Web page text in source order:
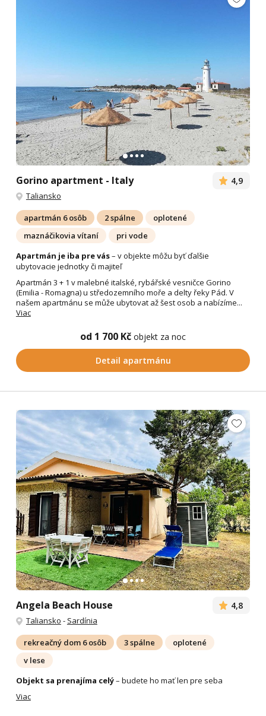
Gorino apartment - Italy 4,9
Taliansko
apartmán 6 osôb 2 spálne
oplotené
maznáčikovia vítaní
pri vode
Apartmán je iba pre vás– v objekte môžu byť ďalšie
ubytovacie jednotky či majiteľ
Apartmán 3 + 1 v malebné italské, rybářské vesničce Gorino
(Emilia - Romagna) u středozemního moře a delty řeky Pád. V
našem apartmánu se může ubytovat až šest osob a nabízíme...
Viac
od 1 700 Kč objekt za noc
Detail apartmánu
Angela Beach House 4,8
Taliansko - Sardínia
rekreačný dom 6 osôb 3 spálne
oplotené
v lese
Objekt sa prenajíma celý– budete ho mať len pre seba
Viac